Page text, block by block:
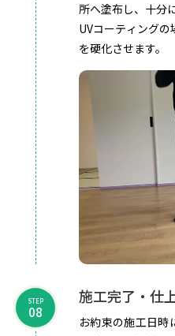
所へ塗布し、十分
UVコーティング
を硬化させます。
STEP
08
施工完了・仕
お約束の施工日時